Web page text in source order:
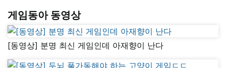
게임동아 동영상
[동영상] 분명 최신 게임인데 아재향이 난다